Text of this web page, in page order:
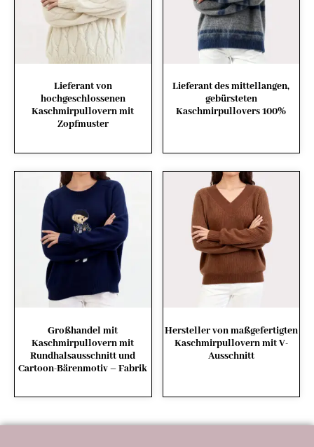
Lieferant von
hochgeschlossenen
Kaschmirpullovern mit
Zopfmuster
Lieferant des mittellangen,
gebürsteten
Kaschmirpullovers 100%
Großhandel mit
Kaschmirpullovern mit
Rundhalsausschnitt und
Cartoon-Bärenmotiv – Fabrik
Hersteller von maßgefertigten
Kaschmirpullovern mit V-
Ausschnitt